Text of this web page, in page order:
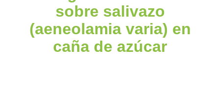
sobre salivazo
(aeneolamia varia) en
caña de azúcar